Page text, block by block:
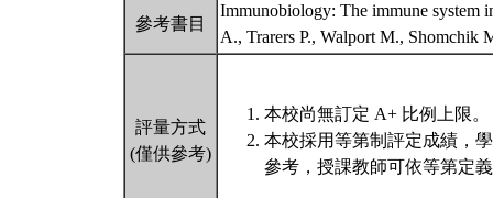
參考書目
Immunobiology: The immune system
A., Trarers P., Walport M., Shomchik
評量方式
(僅供參考)
本校尚無訂定 A+ 比例上限。
本校採用等第制評定成績，
參考，授課教師可依等第定